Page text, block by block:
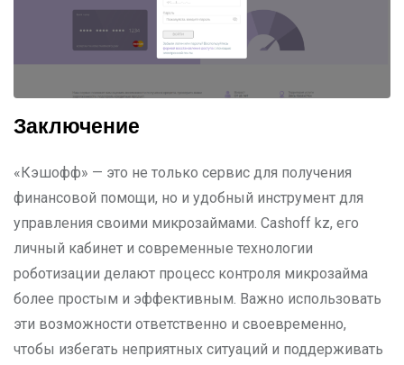
Заключение
«Кэшофф» — это не только сервис для получения
финансовой помощи, но и удобный инструмент для
управления своими микрозаймами. Cashoff kz, его
личный кабинет и современные технологии
роботизации делают процесс контроля микрозайма
более простым и эффективным. Важно использовать
эти возможности ответственно и своевременно,
чтобы избегать неприятных ситуаций и поддерживать